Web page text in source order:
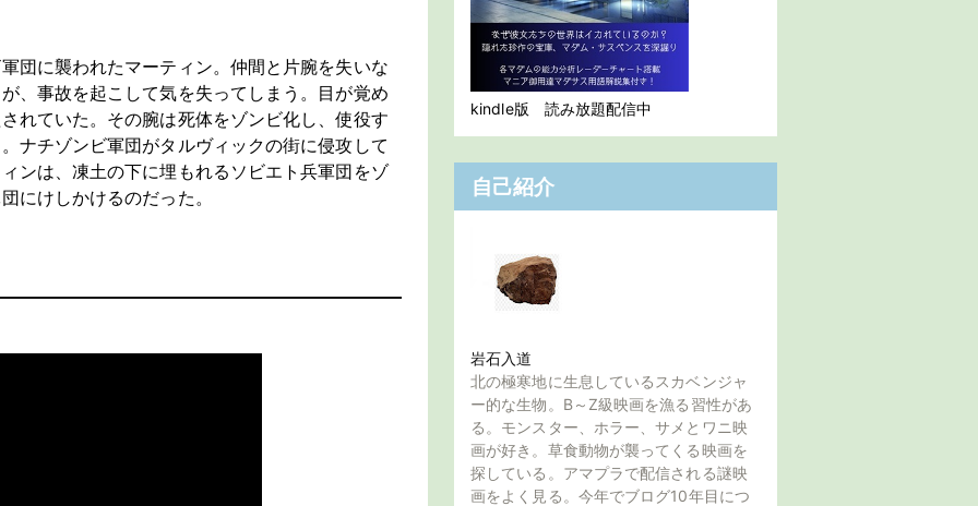
団に襲われたマーティン。仲間と片腕を失いな
、事故を起こして気を失ってしまう。目が覚め
れていた。その腕は死体をゾンビ化し、使役す
ナチゾンビ軍団がタルヴィックの街に侵攻して
ンは、凍土の下に埋もれるソビエト兵軍団をゾ
にけしかけるのだった。
kindle版 読み放題配信中
自己紹介
岩石入道
北の極寒地に生息しているスカベンジャ
ー的な生物。B～Z級映画を漁る習性があ
る。モンスター、ホラー、サメとワニ映
画が好き。草食動物が襲ってくる映画を
探している。アマプラで配信される謎映
画をよく見る。今年でブログ10年目につ